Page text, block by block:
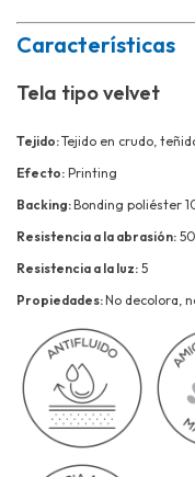
Características
Tela tipo velvet
Tejido:Tejido en crudo,
Efecto: Printing
Backing:Bonding poliéster
Resistencia a la abrasión:
Resistencia a la luz: 5
Propiedades:No decolora, n